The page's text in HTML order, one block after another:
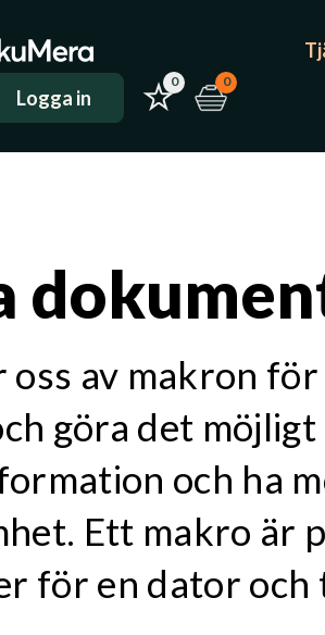
Logga in
0 0
oss av makron
göra det
och ha
Ett makro är
för en dator och